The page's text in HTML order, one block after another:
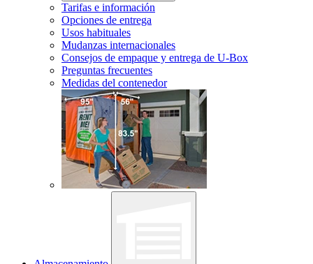
Tarifas e información
Opciones de entrega
Usos habituales
Mudanzas internacionales
Consejos de empaque y entrega de U-Box
Preguntas frecuentes
Medidas del contenedor